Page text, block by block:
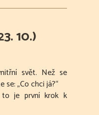
10.)
svět. Než se
„Co chci já?“
je první krok k